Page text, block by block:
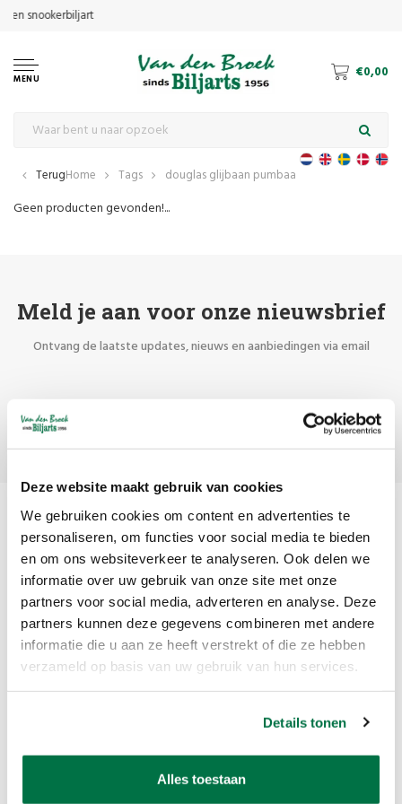
Deze website maakt gebruik van cookies
We gebruiken cookies om content en advertenties te
personaliseren, om functies voor social media te bieden
en om ons websiteverkeer te analyseren. Ook delen we
informatie over uw gebruik van onze site met onze
partners voor social media, adverteren en analyse. Deze
partners kunnen deze gegevens combineren met andere
informatie die u aan ze heeft verstrekt of die ze hebben
verzameld op basis van uw gebruik van hun services.
Details tonen
Alles toestaan
MENU €0,00
TerugHome Tags douglas glijbaan pumbaa
Geen producten gevonden!...
Meld je aan voor onze nieuwsbrief
Ontvang de laatste updates, nieuws en aanbiedingen via email
Abonneer
Van den Broek Biljarts staat voor kwaliteit, vakmanschap en service.
Van den Broek Biljarts
Nederland
app ons op 036-5374054